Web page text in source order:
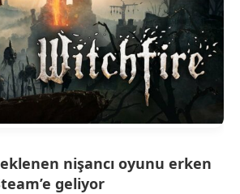
nişancı oyunu erken
geliyor